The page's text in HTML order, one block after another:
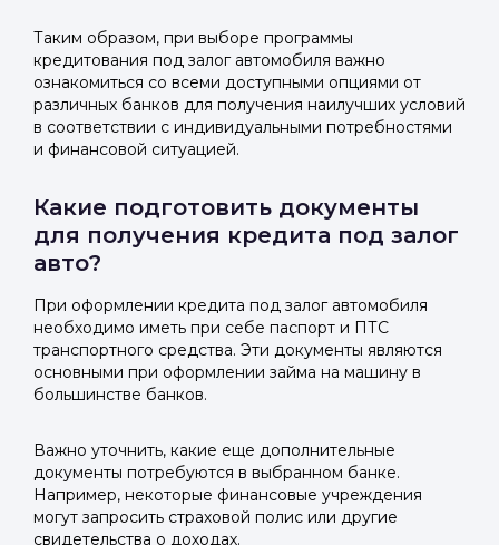
Таким образом, при выборе программы
кредитования под залог автомобиля важно
ознакомиться со всеми доступными опциями от
различных банков для получения наилучших условий
в соответствии с индивидуальными потребностями
и финансовой ситуацией.
Какие подготовить документы
для получения кредита под залог
авто?
При оформлении кредита под залог автомобиля
необходимо иметь при себе паспорт и ПТС
транспортного средства. Эти документы являются
основными при оформлении займа на машину в
большинстве банков.
Важно уточнить, какие еще дополнительные
документы потребуются в выбранном банке.
Например, некоторые финансовые учреждения
могут запросить страховой полис или другие
свидетельства о доходах.